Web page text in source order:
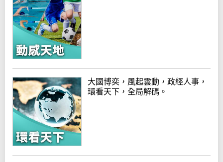
大國博奕，風起雲動，政經人事，
環看天下，全局解碼。